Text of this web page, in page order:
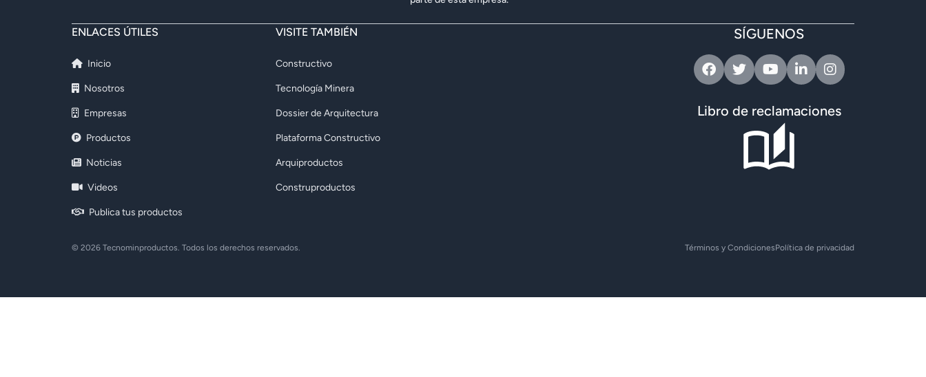
ENLACES ÚTILES
Inicio
Nosotros
Empresas
Productos
Noticias
Videos
Publica tus productos
VISITE TAMBIÉN
Constructivo
Tecnología Minera
Dossier de Arquitectura
Plataforma Constructivo
Arquiproductos
Construproductos
SÍGUENOS
FacebookTwitterYoutubeLinkedinInstagram
Libro de reclamaciones
© 2026 Tecnominproductos. Todos los derechos reservados. Términos y CondicionesPolítica de privacidad